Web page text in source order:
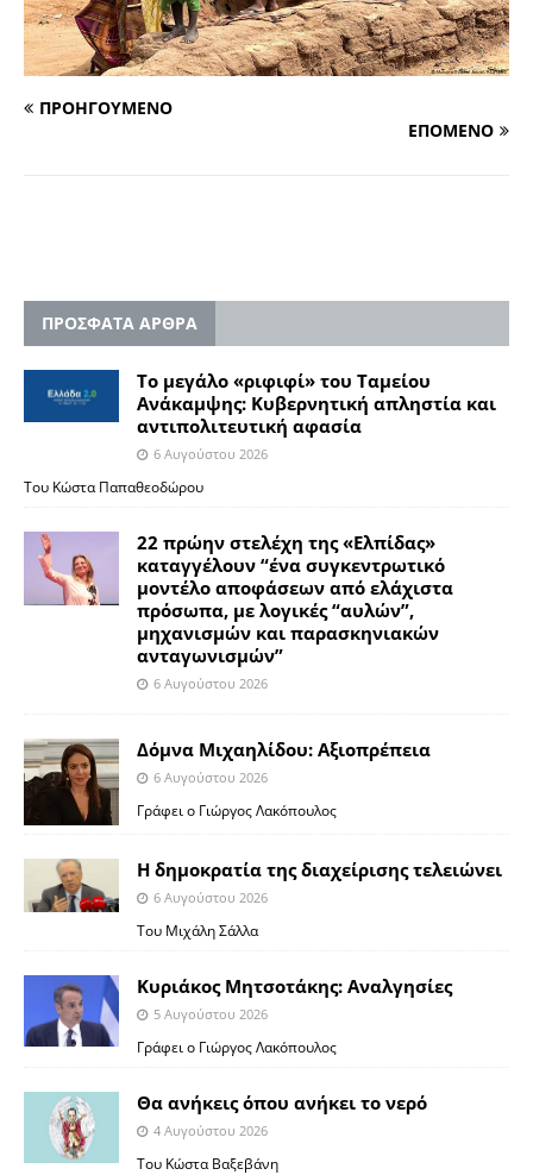
ΠΡΟΗΓΟΥΜΕΝΟ
ΕΠΟΜΕΝΟ
ΠΡΟΣΦΑΤΑ ΑΡΘΡΑ
Το μεγάλο «ριφιφί» του Ταμείου
Ανάκαμψης: Κυβερνητική απληστία και
αντιπολιτευτική αφασία
6 Αυγούστου 2026
Του Κώστα Παπαθεοδώρου
22 πρώην στελέχη της «Ελπίδας»
καταγγέλουν “ένα συγκεντρωτικό
μοντέλο αποφάσεων από ελάχιστα
πρόσωπα, με λογικές “αυλών”,
μηχανισμών και παρασκηνιακών
ανταγωνισμών”
6 Αυγούστου 2026
Δόμνα Μιχαηλίδου: Αξιοπρέπεια
6 Αυγούστου 2026
Γράφει ο Γιώργος Λακόπουλος
Η δημοκρατία της διαχείρισης τελειώνει
6 Αυγούστου 2026
Του Μιχάλη Σάλλα
Κυριάκος Μητσοτάκης: Αναλγησίες
5 Αυγούστου 2026
Γράφει ο Γιώργος Λακόπουλος
Θα ανήκεις όπου ανήκει το νερό
4 Αυγούστου 2026
Του Κώστα Βαξεβάνη